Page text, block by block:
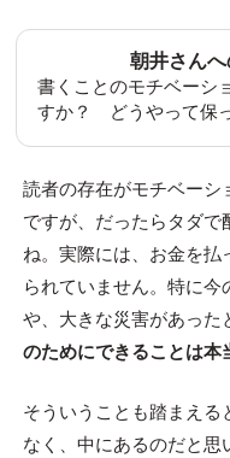
朝井さんへ
書くことのモチベーシ
すか？ どうやって保
読者の存在がモチベーシ
ですが、だったらタダで
ね。実際には、お金を払
られていません。特に今
や、大きな災害があった
のためにできることは本
そういうことも踏まえる
なく、中にあるのだと思